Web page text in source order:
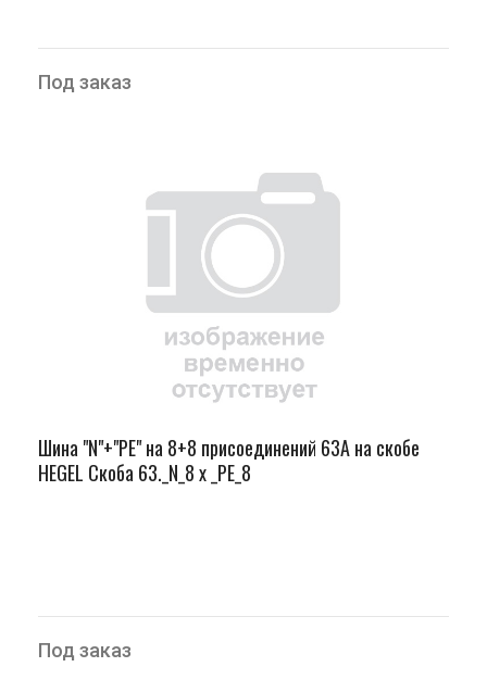
Под заказ
Шина "N"+"PЕ" на 8+8 присоединений 63А на скобе
HEGEL Скоба 63._N_8 х _PE_8
Под заказ